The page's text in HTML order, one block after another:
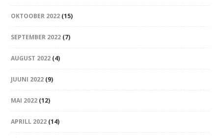
OKTOOBER 2022 (15)
SEPTEMBER 2022 (7)
AUGUST 2022 (4)
JUUNI 2022 (9)
MAI 2022 (12)
APRILL 2022 (14)